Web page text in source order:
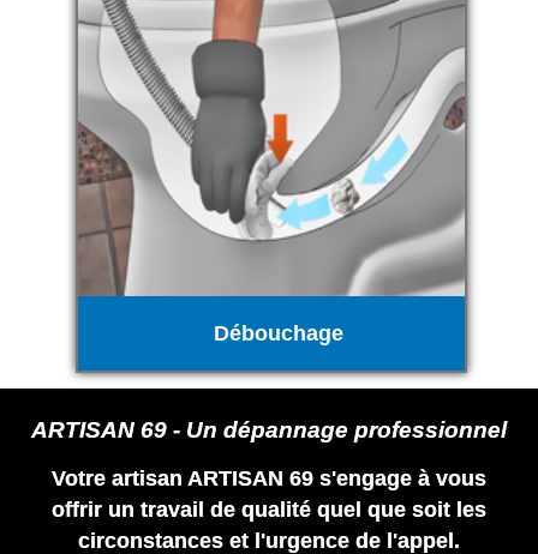
Débouchage
ARTISAN 69 - Un dépannage professionnel
Votre artisan ARTISAN 69 s'engage à vous
offrir un travail de qualité quel que soit les
circonstances et l'urgence de l'appel.